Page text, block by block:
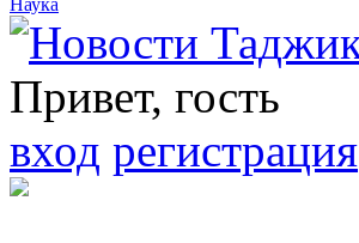
Наука
Привет, гость
вход регистрация